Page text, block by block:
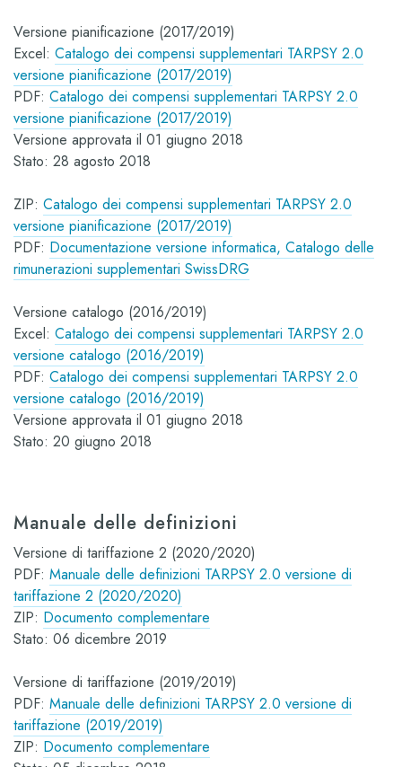
Versione pianificazione (2017/2019)
Excel: Catalogo dei compensi supplementari TARPSY 2.0
versione pianificazione (2017/2019)
PDF: Catalogo dei compensi supplementari TARPSY 2.0
versione pianificazione (2017/2019)
Versione approvata il 01 giugno 2018
Stato: 28 agosto 2018
ZIP: Catalogo dei compensi supplementari TARPSY 2.0
versione pianificazione (2017/2019)
PDF: Documentazione versione informatica, Catalogo delle
rimunerazioni supplementari SwissDRG
Versione catalogo (2016/2019)
Excel: Catalogo dei compensi supplementari TARPSY 2.0
versione catalogo (2016/2019)
PDF: Catalogo dei compensi supplementari TARPSY 2.0
versione catalogo (2016/2019)
Versione approvata il 01 giugno 2018
Stato: 20 giugno 2018
Manuale delle definizioni
Versione di tariffazione 2 (2020/2020)
PDF: Manuale delle definizioni TARPSY 2.0 versione di
tariffazione 2 (2020/2020)
ZIP: Documento complementare
Stato: 06 dicembre 2019
Versione di tariffazione (2019/2019)
PDF: Manuale delle definizioni TARPSY 2.0 versione di
tariffazione (2019/2019)
ZIP: Documento complementare